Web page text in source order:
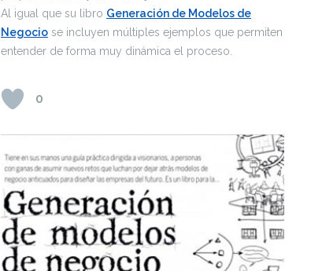
Al igual que su libro Generación de Modelos de
Negocio se incluyen múltiples ejemplos que permiten
entender de forma muy dinámica el proceso.
0